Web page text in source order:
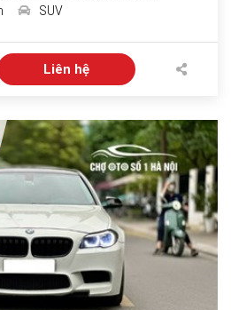
SUV
Liên hệ